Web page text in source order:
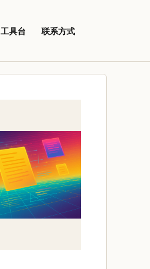
工具台 联系方式